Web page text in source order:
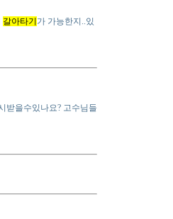
갈아타기 가 가능한지..있
받을수있나요? 고수님들